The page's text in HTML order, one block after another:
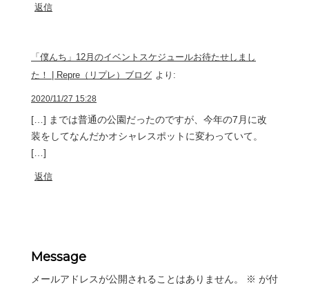
返信
「僕んち」12月のイベントスケジュールお待たせしまし
た！ | Repre（リプレ）ブログ より:
2020/11/27 15:28
[…] までは普通の公園だったのですが、今年の7月に改
装をしてなんだかオシャレスポットに変わっていて。
[…]
返信
Message
メールアドレスが公開されることはありません。 ※ が付